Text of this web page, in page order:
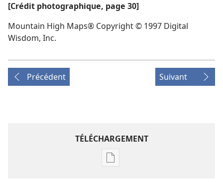
[Crédit photographique, page 30]
Mountain High Maps® Copyright © 1997 Digital
Wisdom, Inc.
Précédent Suivant
TÉLÉCHARGEMENT
Options